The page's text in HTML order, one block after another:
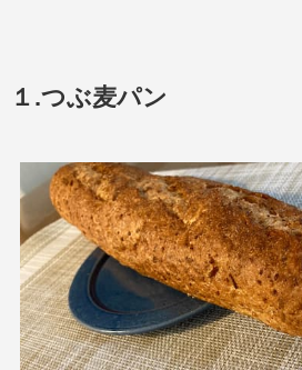
１.つぶ麦パン